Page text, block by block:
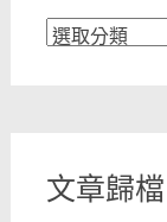
文
文章歸檔